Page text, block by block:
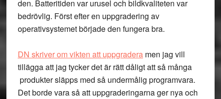
den. Batteritiden var urusel och bildkvaliteten var
bedrövlig. Först efter en uppgradering av
operativsystemet började den fungera bra.
DN skriver om vikten att uppgraderamen jag vill
tillägga att jag tycker det är rätt dåligt att så många
produkter släpps med så undermålig programvara.
Det borde vara så att uppgraderingarna ger nya och